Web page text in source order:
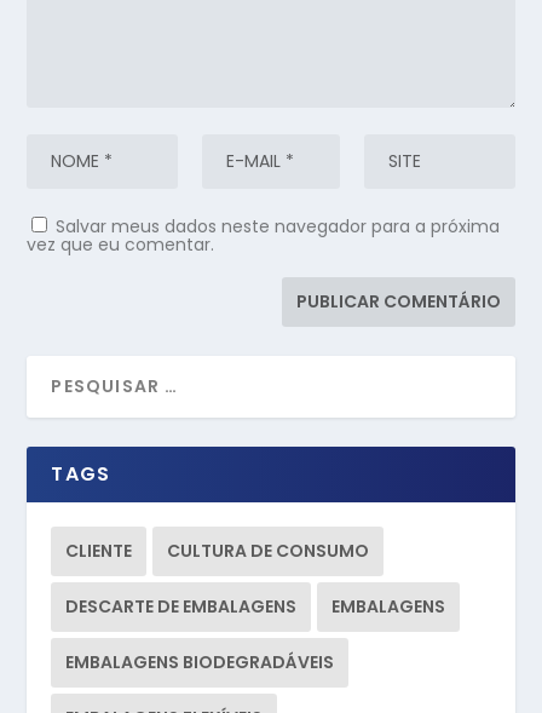
Salvar meus dados neste navegador para a próxima
vez que eu comentar.
TAGS
CLIENTE CULTURA DE CONSUMO
DESCARTE DE EMBALAGENS EMBALAGENS
EMBALAGENS BIODEGRADÁVEIS